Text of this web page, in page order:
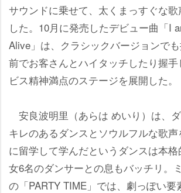
サウンドに乗せて、太くまっすぐな
した。10月に発売したデビュー曲「I
Alive」は、クラシックバージョンで
前でお客さんとハイタッチしたり握
ビス精神満点のステージを展開した。
安良波明里（あらは めいり）は、
キレのあるダンスとソウルフルな歌
に留学して学んだというダンスは本
女6名のダンサーとの息もバッチリ。
の「PARTY TIME」では、劇っぽい要